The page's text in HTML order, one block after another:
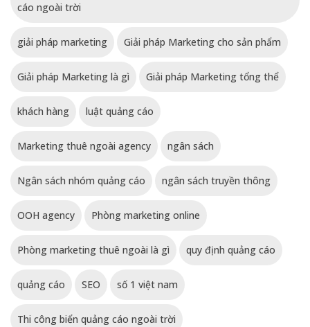
cáo ngoài trời
giải pháp marketing Giải pháp Marketing cho sản phẩm
Giải pháp Marketing là gì Giải pháp Marketing tổng thể
khách hàng luật quảng cáo
Marketing thuê ngoài agency ngân sách
Ngân sách nhóm quảng cáo ngân sách truyền thông
OOH agency Phòng marketing online
Phòng marketing thuê ngoài là gì quy định quảng cáo
quảng cáo SEO số 1 việt nam
Thi công biển quảng cáo ngoài trời